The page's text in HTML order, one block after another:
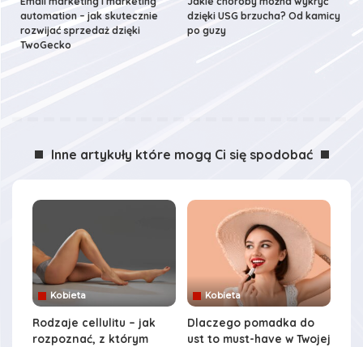
automation – jak skutecznie
rozwijać sprzedaż dzięki
TwoGecko
dzięki USG brzucha? Od kamicy
po guzy
Inne artykuły które mogą Ci się spodobać
Kobieta
Rodzaje cellulitu – jak
rozpoznać, z którym
Kobieta
Dlaczego pomadka do
ust to must-have w Twojej